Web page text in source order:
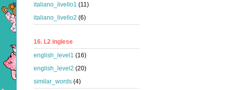
italiano_livello1 (11)
italiano_livello2 (6)
16. L2 inglese
english_level1 (16)
english_level2 (20)
similar_words (4)